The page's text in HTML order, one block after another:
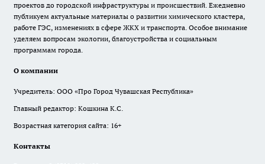
проектов до городской инфраструктуры и происшествий. Ежедневно
публикуем актуальные материалы о развитии химического кластера,
работе ГЭС, изменениях в сфере ЖКХ и транспорта. Особое внимание
уделяем вопросам экологии, благоустройства и социальным
программам города.
О компании
Учредитель: ООО «Про Город Чувашская Республика»
Главный редактор: Кошкина К.С.
Возрастная категория сайта: 16+
Контакты